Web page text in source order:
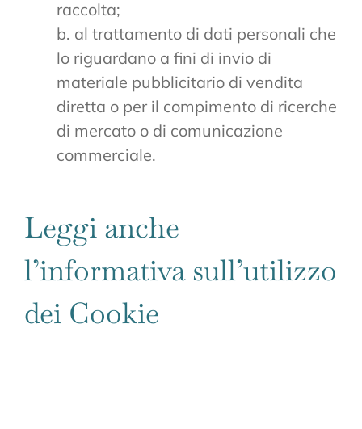
raccolta;
b. al trattamento di dati personali che
lo riguardano a fini di invio di
materiale pubblicitario di vendita
diretta o per il compimento di ricerche
di mercato o di comunicazione
commerciale.
Leggi anche
l’informativa sull’utilizzo
dei Cookie